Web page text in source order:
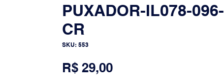
PUXADOR-IL078-096-
CR
SKU: 553
R$ 29,00Preço